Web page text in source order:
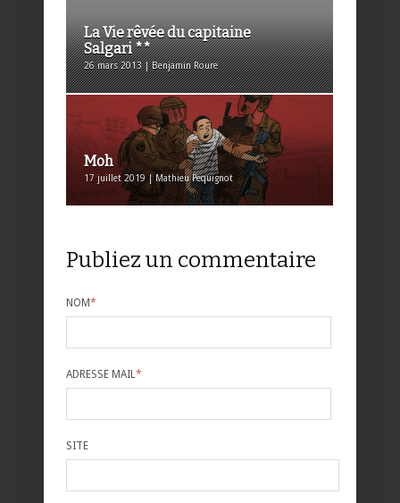
La Vie rêvée du capitaine
Salgari **
26 mars 2013 | Benjamin Roure
Moh
17 juillet 2019 | Mathieu Pequignot
Publiez un commentaire
NOM*
ADRESSE MAIL*
SITE